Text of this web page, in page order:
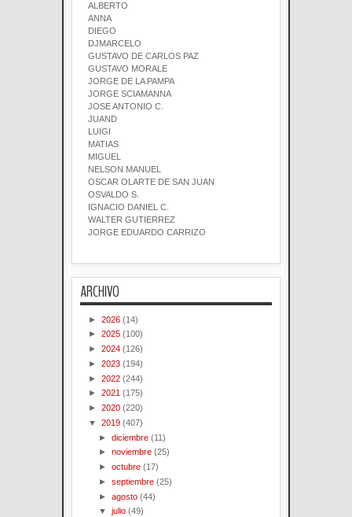
ALBERTO
ANNA
DIEGO
DJMARCELO
GUSTAVO DE CARLOS PAZ
GUSTAVO MORALE
JORGE DE LA PAMPA
JORGE SCIAMANNA
JOSE ANTONIO C.
JUAND
LUIGI
MATIAS
MIGUEL
NELSON MANUEL
OSCAR OLARTE DE SAN JUAN
OSVALDO S.
IGNACIO DANIEL C.
WALTER GUTIERREZ
JORGE EDUARDO CARRIZO
ARCHIVO
► 2026 (14)
► 2025 (100)
► 2024 (126)
► 2023 (194)
► 2022 (244)
► 2021 (175)
► 2020 (220)
▼ 2019 (407)
►diciembre (11)
►noviembre (25)
►octubre (17)
►septiembre (25)
►agosto (44)
▼julio (49)